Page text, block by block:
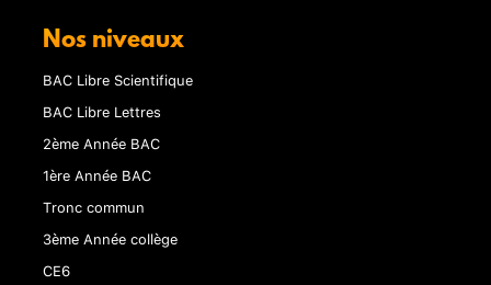
Nos niveaux
BAC Libre Scientifique
BAC Libre Lettres
2ème Année BAC
1ère Année BAC
Tronc commun
3ème Année collège
CE6